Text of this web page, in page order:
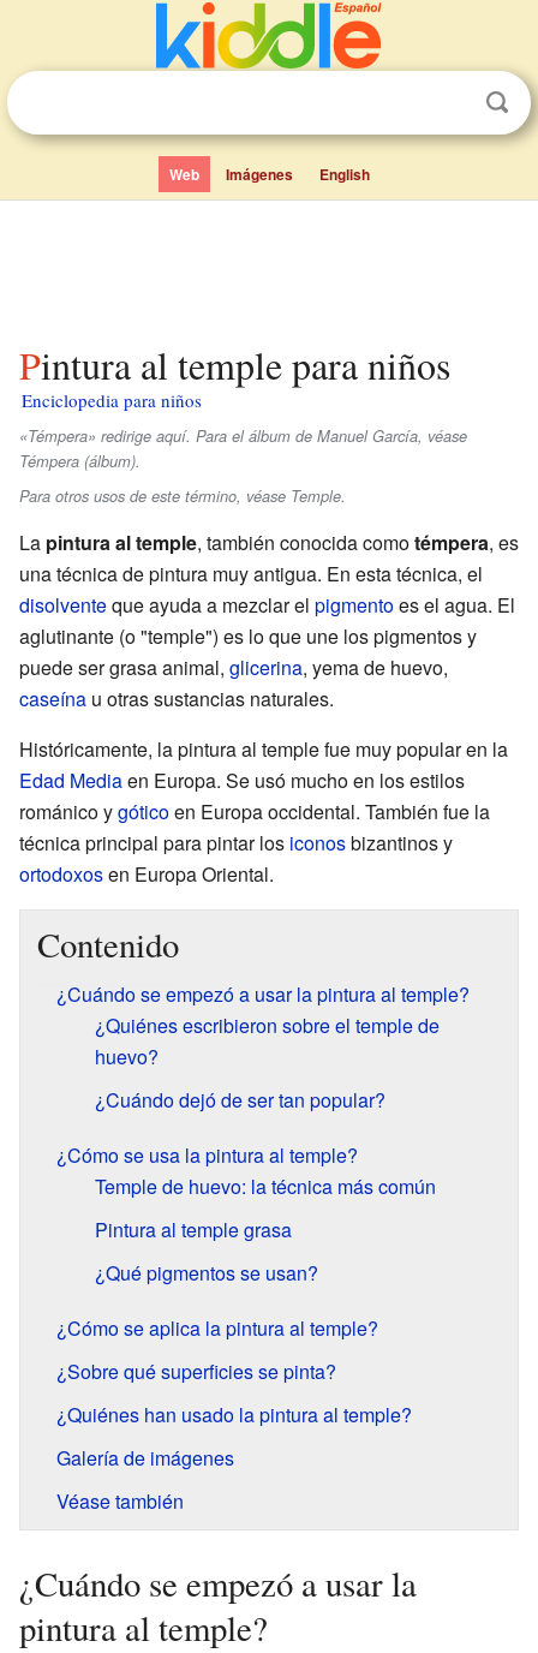
Web Imágenes English
Pintura al temple para niños
Enciclopedia para niños
«Témpera» redirige aquí. Para el álbum de Manuel García, véase
Témpera (álbum).
Para otros usos de este término, véase Temple.
La pintura al temple, también conocida comotémpera, es
una técnica de pintura muy antigua. En esta técnica, el
disolventeque ayuda a mezclar el pigmentoes el agua. El
aglutinante (o "temple") es lo que une los pigmentos y
puede ser grasa animal, glicerina, yema de huevo,
caseína u otras sustancias naturales.
Históricamente, la pintura al temple fue muy popular en la
Edad Mediaen Europa. Se usó mucho en los estilos
románico ygóticoen Europa occidental. También fue la
técnica principal para pintar los iconosbizantinos y
ortodoxosen Europa Oriental.
Contenido
¿Cuándo se empezó a usar la pintura al temple?
¿Quiénes escribieron sobre el temple de
huevo?
¿Cuándo dejó de ser tan popular?
¿Cómo se usa la pintura al temple?
Temple de huevo: la técnica más común
Pintura al temple grasa
¿Qué pigmentos se usan?
¿Cómo se aplica la pintura al temple?
¿Sobre qué superficies se pinta?
¿Quiénes han usado la pintura al temple?
Galería de imágenes
Véase también
¿Cuándo se empezó a usar la
pintura al temple?